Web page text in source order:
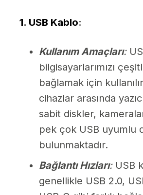
1. USB Kablo:
Kullanım Amaçları:
bilgisayarlarımızı
bağlamak için
cihazlar arasında
sabit diskler,
pek çok USB uyumlu
bulunmaktadır.
Bağlantı Hızları:USB
genellikle USB 2.0,